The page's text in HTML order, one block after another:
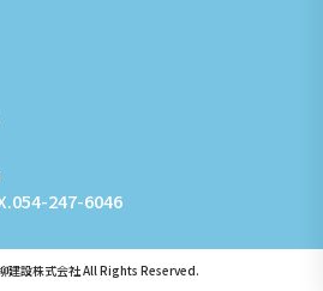
247-6046
設株式会社 All Rights Reserved.